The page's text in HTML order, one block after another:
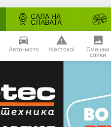
САЛА НА
СЛАВАТА
Авто-мото Жестоко! Смешни
слики